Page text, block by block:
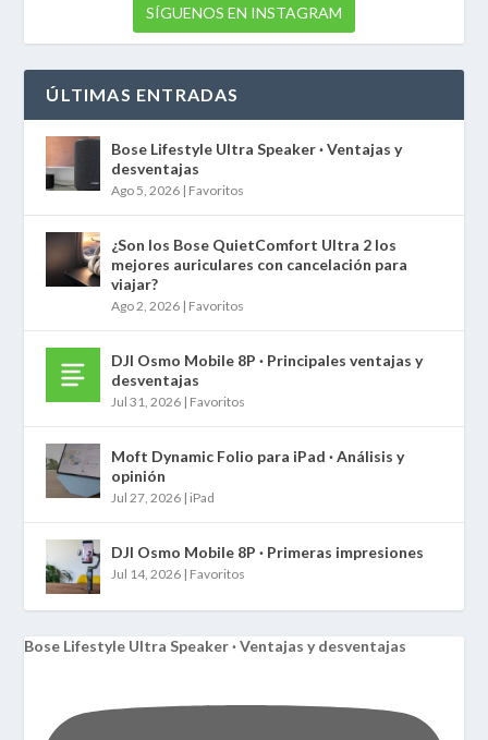
SÍGUENOS EN INSTAGRAM
ÚLTIMAS ENTRADAS
Bose Lifestyle Ultra Speaker · Ventajas y
desventajas
Ago 5, 2026 | Favoritos
¿Son los Bose QuietComfort Ultra 2 los
mejores auriculares con cancelación para
viajar?
Ago 2, 2026 | Favoritos
DJI Osmo Mobile 8P · Principales ventajas y
desventajas
Jul 31, 2026 | Favoritos
Moft Dynamic Folio para iPad · Análisis y
opinión
Jul 27, 2026 | iPad
DJI Osmo Mobile 8P · Primeras impresiones
Jul 14, 2026 | Favoritos
Bose Lifestyle Ultra Speaker · Ventajas y desventajas